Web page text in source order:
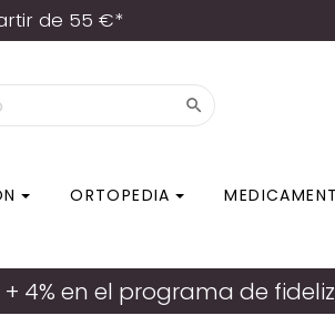
de 55 €*

ORTOPEDIA
4% en el programa de